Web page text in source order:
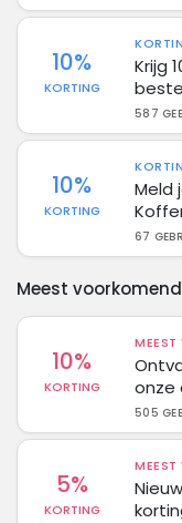
10%
KORTING
Krijg
587
10%
KORTING
Meld
67
Meest
10%
KORTING
onze
505
5%
KORTING